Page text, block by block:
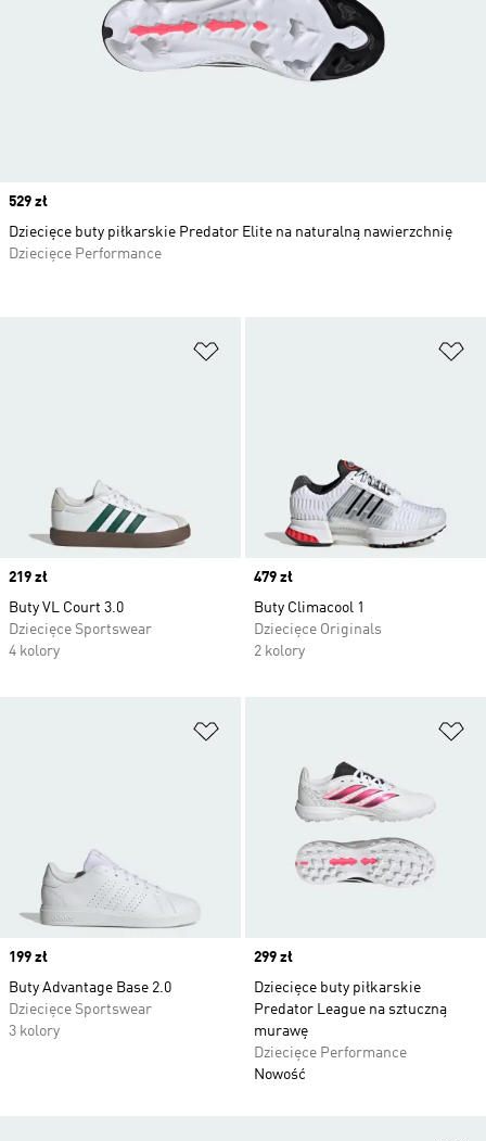
Price
219 zł
Buty VL Court 3.0
Dziecięce Sportswear
4 kolory
Price
479 zł
Buty Climacool 1
Dziecięce Originals
2 kolory
Price
199 zł
Buty Advantage Base 2.0
Dziecięce Sportswear
3 kolory
Price
299 zł
Dziecięce buty piłkarskie
Predator League na sztuczną
murawę
Dziecięce Performance
Nowość
Price
529 zł
Dziecięce buty piłkarskie Predator Elite na naturalną nawierzchnię
Dziecięce Performance